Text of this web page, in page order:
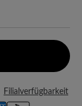
Filialverfügbarkeit